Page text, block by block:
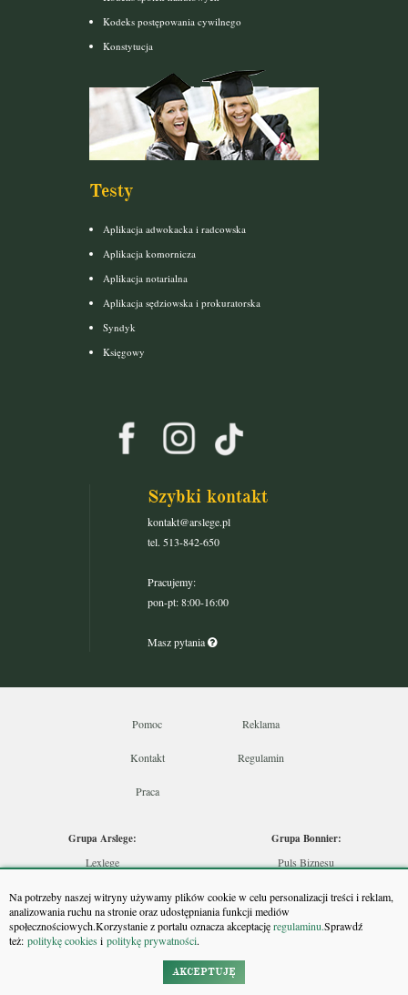
Na potrzeby naszej witryny używamy plików cookie w celu personalizacji treści i reklam,
analizowania ruchu na stronie oraz udostępniania funkcji mediów
społecznościowych.Korzystanie z portalu oznacza akceptacjęregulaminu.Sprawdź
też: politykę cookiesi politykę prywatności.
AKCEPTUJĘ
Kodeks postępowania cywilnego
Konstytucja
Testy
Aplikacja adwokacka i radcowska
Aplikacja komornicza
Aplikacja notarialna
Aplikacja sędziowska i prokuratorska
Syndyk
Księgowy
Szybki kontakt
kontakt@arslege.pl
tel. 513-842-650
Pracujemy:
pon-pt: 8:00-16:00
Masz pytania
Pomoc Reklama
Kontakt Regulamin
Praca
Grupa Arslege:
Lexlege
Skarbowcy
Urzędnik
Rzeczoznawca
Grupa Bonnier:
Puls Biznesu
Puls Medycyny
Monitor Firm